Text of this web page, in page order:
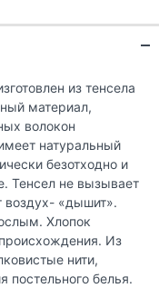
из тенсела
материал,
волокон
натуральный
безотходно и
Тенсел не вызывает
воздух- «дышит».
Хлопок
Из
нити,
постельного белья.